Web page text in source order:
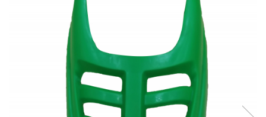
Masinute electrice tip SUV
Piese & Accesorii
Jucarii RC cu telecomanda